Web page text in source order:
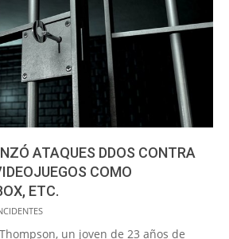
ATAQUES DDOS CONTRA
COMO
ETC.
un joven de 23 años de